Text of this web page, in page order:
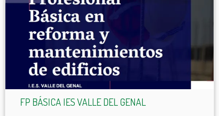
FP BÁSICA IES VALLE DEL GENAL